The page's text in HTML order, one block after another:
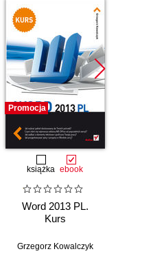
Promocja
książka ebook
Word 2013 PL.
Kurs
Grzegorz Kowalczyk